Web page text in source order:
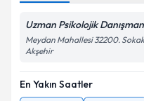
Uzman Psikolojik
Meydan Mahallesi 32200. Sokak
Akşehir
En Yakın Saatler